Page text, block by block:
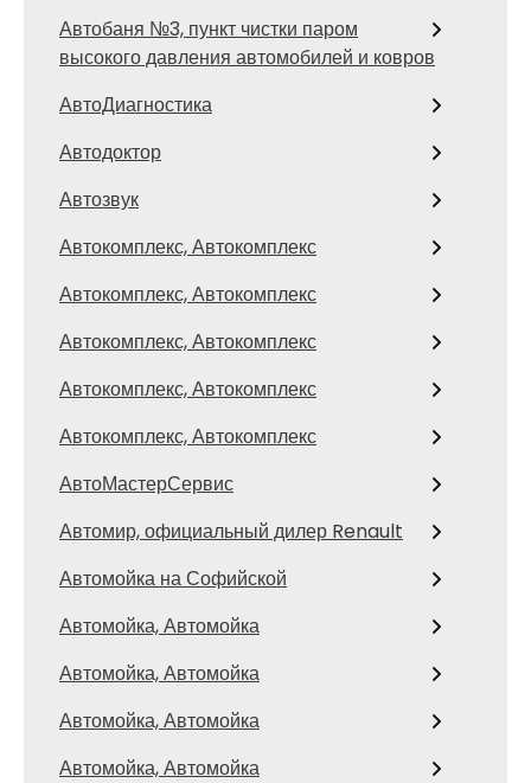
Автобаня №3, пункт чистки паром
высокого давления автомобилей и ковров
АвтоДиагностика
Автодоктор
Автозвук
Автокомплекс, Автокомплекс
Автокомплекс, Автокомплекс
Автокомплекс, Автокомплекс
Автокомплекс, Автокомплекс
Автокомплекс, Автокомплекс
АвтоМастерСервис
Автомир, официальный дилер Renault
Автомойка на Софийской
Автомойка, Автомойка
Автомойка, Автомойка
Автомойка, Автомойка
Автомойка, Автомойка